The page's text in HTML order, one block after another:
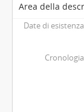
Area della
Date di esistenza
Cronologia